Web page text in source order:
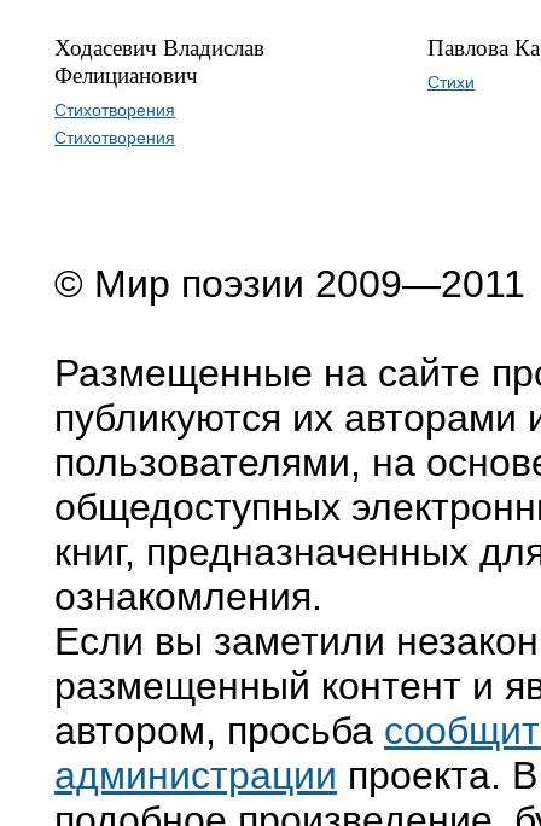
Ходасевич Владислав
Фелицианович
Стихотворения
Стихотворения
Павлова
Стихи
© Мир поэзии 2009—2011
Размещенные на сайте
публикуются их авторами
пользователями, на
общедоступных
книг, предназначенных
ознакомления.
Если вы заметили
размещенный контент и
автором, просьба
администрации проекта.